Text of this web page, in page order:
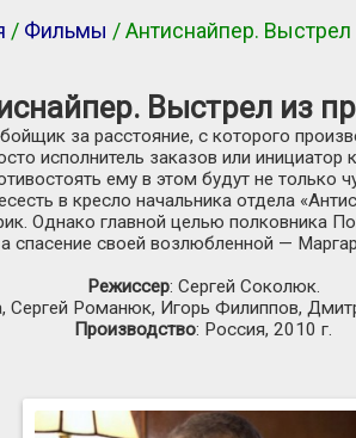
/ Фильмы / Антиснайпер.
Выстрел из
за расстояние, с которого
исполнитель заказов или
ему в этом будут не только
в кресло начальника отдела
Однако главной целью полковника
а спасение своей возлюбленной —
Режиссер: Сергей Соколюк.
Сергей Романюк, Игорь Филиппов,
Производство: Россия, 2010 г.